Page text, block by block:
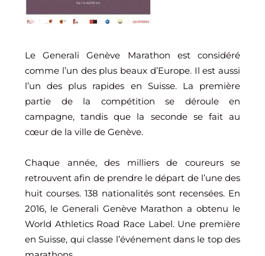
Le Generali Genève Marathon est considéré
comme l’un des plus beaux d’Europe. Il est aussi
l’un des plus rapides en Suisse. La première
partie de la compétition se déroule en
campagne, tandis que la seconde se fait au
cœur de la ville de Genève.
Chaque année, des milliers de coureurs se
retrouvent afin de prendre le départ de l’une des
huit courses. 138 nationalités sont recensées. En
2016, le Generali Genève Marathon a obtenu le
World Athletics Road Race Label. Une première
en Suisse, qui classe l’événement dans le top des